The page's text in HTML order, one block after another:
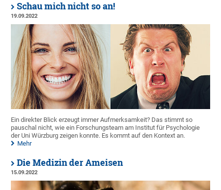
Schau mich nicht so an!
19.09.2022
Ein direkter Blick erzeugt immer Aufmerksamkeit? Das stimmt so
pauschal nicht, wie ein Forschungsteam am Institut für Psychologie
der Uni Würzburg zeigen konnte. Es kommt auf den Kontext an.
Mehr
Die Medizin der Ameisen
15.09.2022